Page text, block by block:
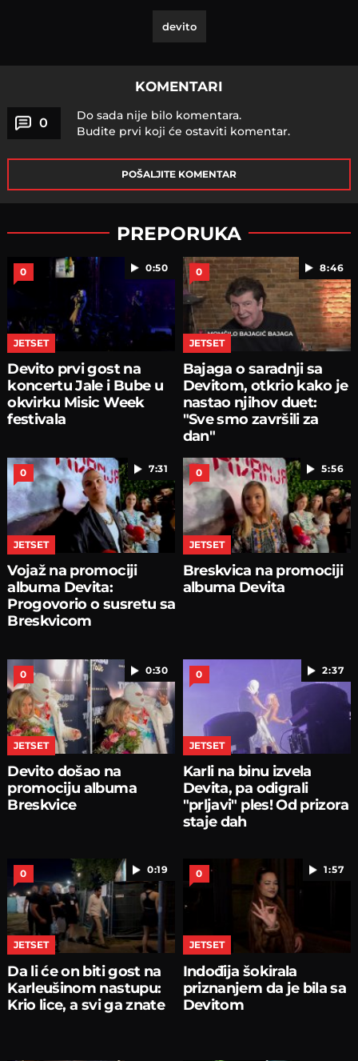
devito
KOMENTARI
0
Do sada nije bilo komentara.
Budite prvi koji će ostaviti komentar.
POŠALJITE KOMENTAR
PREPORUKA
0:50
0
JETSET
Devito prvi gost na
koncertu Jale i Bube u
okvirku Misic Week
festivala
8:46
0
JETSET
Bajaga o saradnji sa
Devitom, otkrio kako je
nastao njihov duet:
"Sve smo završili za
dan"
7:31
0
JETSET
Vojaž na promociji
albuma Devita:
Progovorio o susretu sa
Breskvicom
5:56
0
JETSET
Breskvica na promociji
albuma Devita
0:30
0
JETSET
Devito došao na
promociju albuma
Breskvice
2:37
0
JETSET
Karli na binu izvela
Devita, pa odigrali
"prljavi" ples! Od prizora
staje dah
0:19
0
JETSET
Da li će on biti gost na
Karleušinom nastupu:
Krio lice, a svi ga znate
1:57
0
JETSET
Indođija šokirala
priznanjem da je bila sa
Devitom